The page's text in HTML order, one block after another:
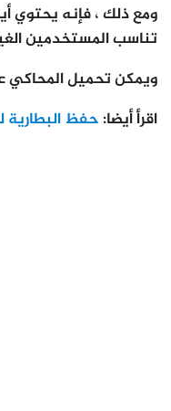
ومع ذلك ، فإنه يحتوي
تناسب المستخدمين
ويمكن تحميل المحاكي
اقرأ أيضا: حفظ البطارية